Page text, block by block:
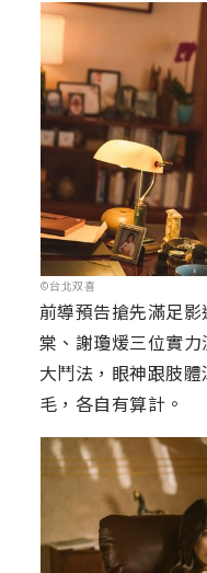
©台北双喜
前導預告搶先滿足
棠、謝瓊煖三位實
大鬥法，眼神跟肢
毛，各自有算計。